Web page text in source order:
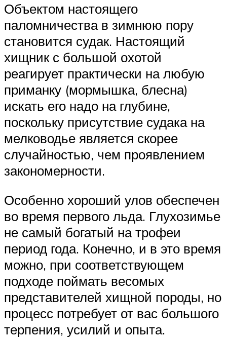
Объектом настоящего
паломничества в зимнюю пору
становится судак. Настоящий
хищник с большой охотой
реагирует практически на любую
приманку (мормышка, блесна)
искать его надо на глубине,
поскольку присутствие судака на
мелководье является скорее
случайностью, чем проявлением
закономерности.
Особенно хороший улов обеспечен
во время первого льда. Глухозимье
не самый богатый на трофеи
период года. Конечно, и в это время
можно, при соответствующем
подходе поймать весомых
представителей хищной породы, но
процесс потребует от вас большого
терпения, усилий и опыта.